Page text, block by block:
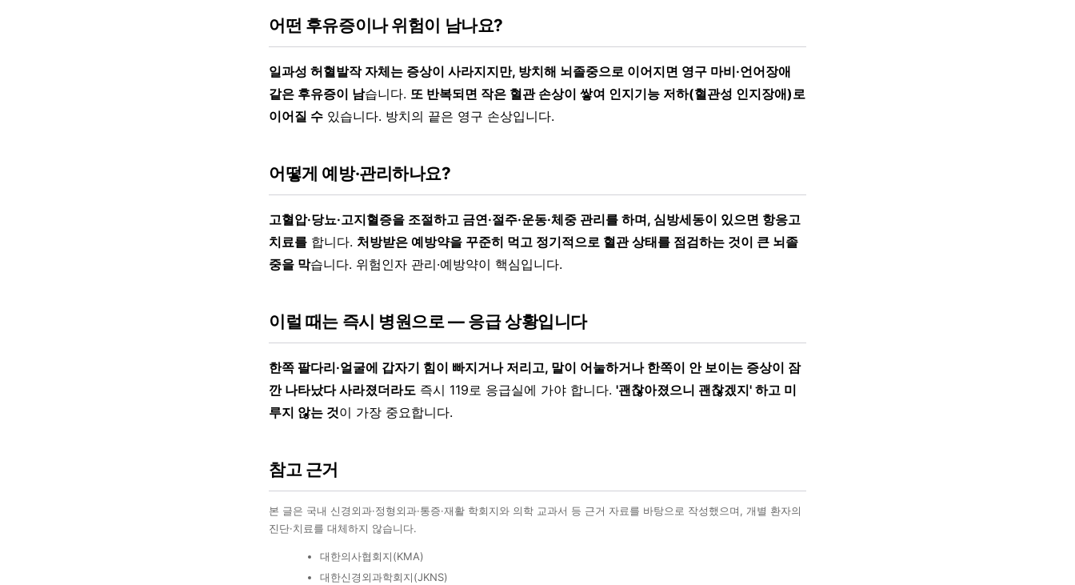
어떤 후유증이나 위험이 남나요?
일과성 허혈발작 자체는 증상이 사라지지만, 방치해 뇌졸중으로 이어지면 영구 마비·언어장애
같은 후유증이 남습니다. 또 반복되면 작은 혈관 손상이 쌓여 인지기능 저하(혈관성 인지장애)로
이어질 수 있습니다. 방치의 끝은 영구 손상입니다.
어떻게 예방·관리하나요?
고혈압·당뇨·고지혈증을 조절하고 금연·절주·운동·체중 관리를 하며, 심방세동이 있으면 항응고
치료를 합니다. 처방받은 예방약을 꾸준히 먹고 정기적으로 혈관 상태를 점검하는 것이 큰 뇌졸
중을 막습니다. 위험인자 관리·예방약이 핵심입니다.
이럴 때는 즉시 병원으로 — 응급 상황입니다
한쪽 팔다리·얼굴에 갑자기 힘이 빠지거나 저리고, 말이 어눌하거나 한쪽이 안 보이는 증상이 잠
깐 나타났다 사라졌더라도 즉시 119로 응급실에 가야 합니다. '괜찮아졌으니 괜찮겠지' 하고 미
루지 않는 것이 가장 중요합니다.
참고 근거
본 글은 국내 신경외과·정형외과·통증·재활 학회지와 의학 교과서 등 근거 자료를 바탕으로 작성했으며, 개별 환자의
진단·치료를 대체하지 않습니다.
대한의사협회지(KMA)
대한신경외과학회지(JKNS)